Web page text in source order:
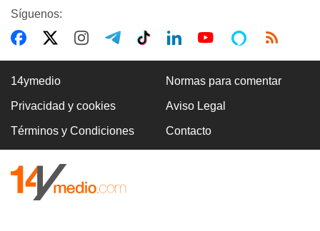
Síguenos:
14ymedio Normas para comentar
Privacidad y cookies Aviso Legal
Términos y Condiciones Contacto